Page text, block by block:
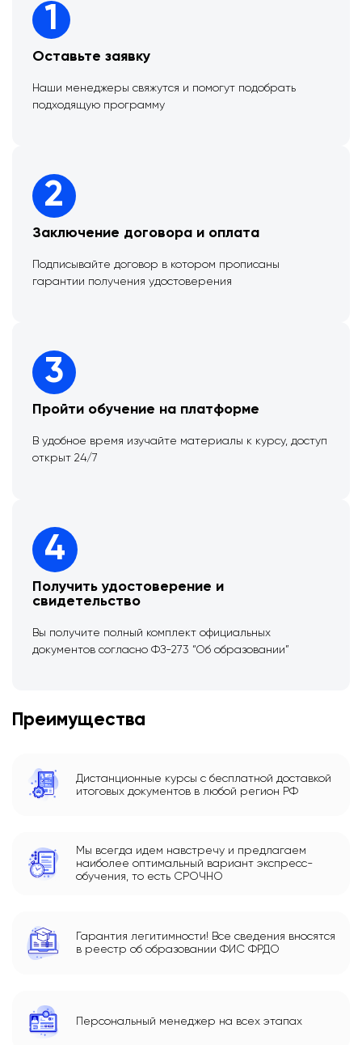
1
Оставьте заявку
Наши менеджеры свяжутся и помогут подобрать
подходящую программу
2
Заключение договора и оплата
Подписывайте договор в котором прописаны
гарантии получения удостоверения
3
Пройти обучение на платформе
В удобное время изучайте материалы к курсу, доступ
открыт 24/7
4
Получить удостоверение и
свидетельство
Вы получите полный комплект официальных
документов согласно ФЗ-273 “Об образовании”
Преимущества
Дистанционные курсы с бесплатной доставкой
итоговых документов в любой регион РФ
Мы всегда идем навстречу и предлагаем
наиболее оптимальный вариант экспресс-
обучения, то есть СРОЧНО
Гарантия легитимности! Все сведения вносятся
в реестр об образовании ФИС ФРДО
Персональный менеджер на всех этапах